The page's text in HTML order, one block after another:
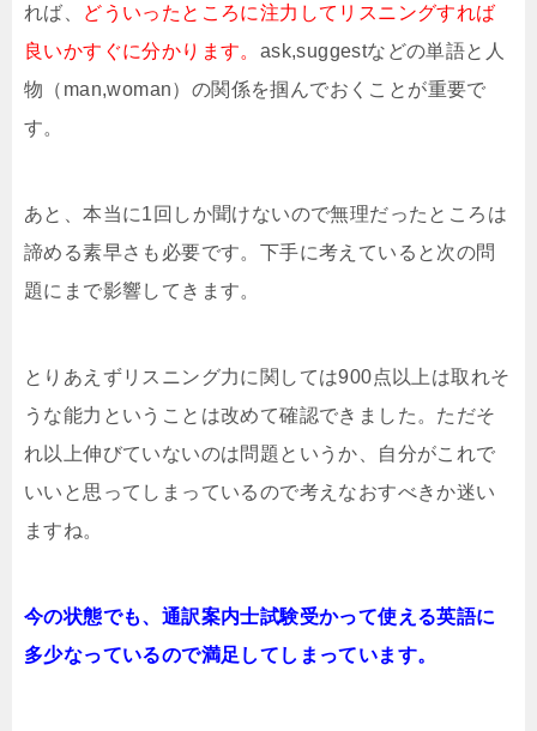
れば、
どういったところに注力してリスニングすれば
良いかすぐに分かります。 ask,suggestなどの単語と人
物（man,woman）の関係を掴んでおくことが重要で
す。
あと、本当に1回しか聞けないので無理だったところは
諦める素早さも必要です。下手に考えていると次の問
題にまで影響してきます。
とりあえずリスニング力に関しては900点以上は取れそ
うな能力ということは改めて確認できました。ただそ
れ以上伸びていないのは問題というか、自分がこれで
いいと思ってしまっているので考えなおすべきか迷い
ますね。
今の状態でも、通訳案内士試験受かって使える英語に
多少なっているので満足してしまっています。